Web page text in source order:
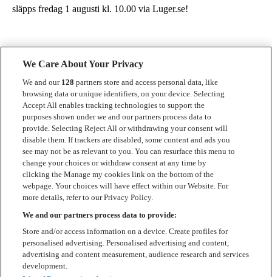
släpps fredag 1 augusti kl. 10.00 via Luger.se!
Kontakt
Press
Om Luger
Samarbeten
Boka artist
Sekretesspolicy
Cookiepolicy
We Care About Your Privacy
We and our 128 partners store and access personal data, like
browsing data or unique identifiers, on your device. Selecting
Accept All enables tracking technologies to support the
purposes shown under we and our partners process data to
provide. Selecting Reject All or withdrawing your consent will
disable them. If trackers are disabled, some content and ads you
see may not be as relevant to you. You can resurface this menu to
change your choices or withdraw consent at any time by
clicking the Manage my cookies link on the bottom of the
webpage. Your choices will have effect within our Website. For
more details, refer to our Privacy Policy.
We and our partners process data to provide:
Store and/or access information on a device. Create profiles for
personalised advertising. Personalised advertising and content,
advertising and content measurement, audience research and services
development.